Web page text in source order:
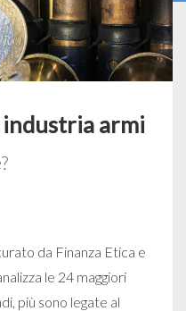
industria armi
da Finanza Etica e
le 24 maggiori
più sono legate al